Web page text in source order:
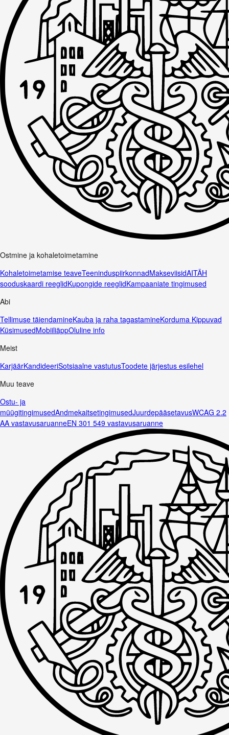
Ostmine ja kohaletoimetamine
Kohaletoimetamise teaveTeeninduspiirkonnadMakseviisidAITÄH
sooduskaardi reeglidKupongide reeglidKampaaniate tingimused
Abi
Tellimuse täiendamineKauba ja raha tagastamineKorduma Kippuvad
KüsimusedMobiiliäppOluline info
Meist
KarjäärKandideeriSotsiaalne vastutusToodete järjestus esilehel
Muu teave
Ostu- ja
müügitingimusedAndmekaitsetingimusedJuurdepääsetavusWCAG 2.2
AA vastavusaruanneEN 301 549 vastavusaruanne